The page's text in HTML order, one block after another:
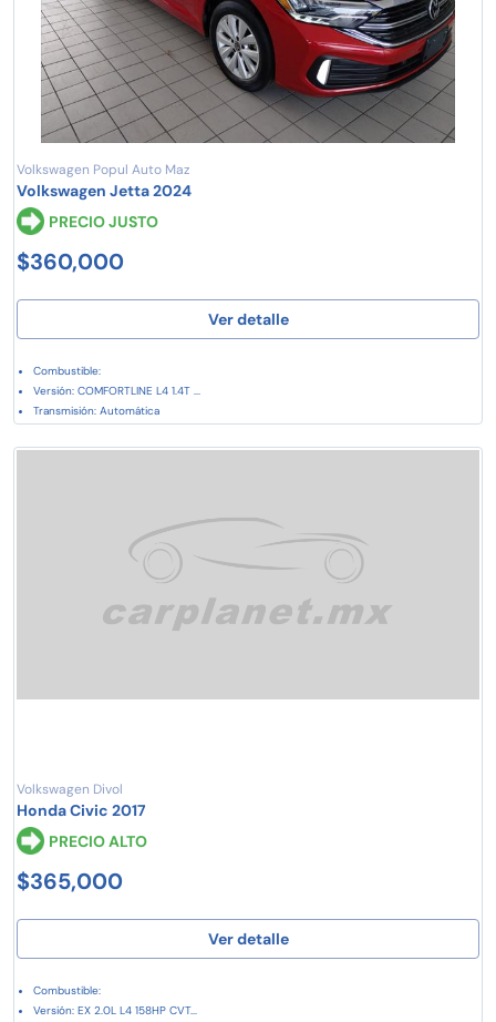
Volkswagen Popul Auto Maz
Volkswagen Jetta 2024
PRECIO JUSTO
$360,000
Ver detalle
Combustible:
Versión: COMFORTLINE L4 1.4T ...
Transmisión: Automática
Volkswagen Divol
Honda Civic 2017
PRECIO ALTO
$365,000
Ver detalle
Combustible:
Versión: EX 2.0L L4 158HP CVT...